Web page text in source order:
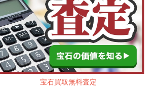
宝石買取無料査定